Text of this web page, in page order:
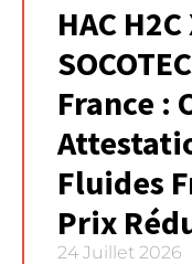
HAC H2C
France :
Fluides
Prix
24 Juillet 2026